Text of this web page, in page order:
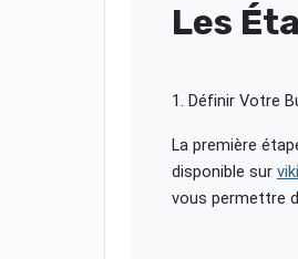
Les
1. Définir Votre
La première
disponible sur
vous permettre